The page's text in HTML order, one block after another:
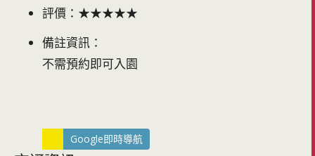
評價：★★★★★
備註資訊：
不需預約即可入園
Google即時導航